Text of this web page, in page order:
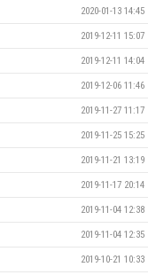
2020-01-13 14:45
2019-12-11 15:07
2019-12-11 14:04
2019-12-06 11:46
2019-11-27 11:17
2019-11-25 15:25
2019-11-21 13:19
2019-11-17 20:14
2019-11-04 12:38
2019-11-04 12:35
2019-10-21 10:33